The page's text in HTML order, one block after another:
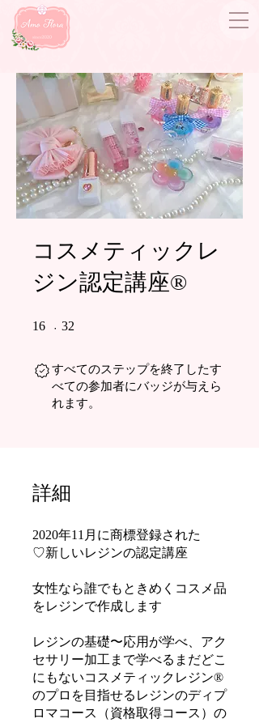
コスメティックレ
ジン認定講座®︎
16 16 undefined
32
すべてのステップを終了したす
べての参加者にバッジが与えら
れます。
詳細
2020年11月に商標登録された
♡新しいレジンの認定講座
女性なら誰でもときめくコスメ品
をレジンで作成します
レジンの基礎〜応用が学べ、アク
セサリー加工まで学べるまだどこ
にもないコスメティックレジン®️
のプロを目指せるレジンのディプ
ロマコース（資格取得コース）の